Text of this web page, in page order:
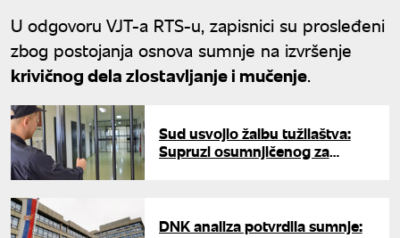
U odgovoru VJT-a RTS-u, zapisnici su prosleđeni
zbog postojanja osnova sumnje na izvršenje
krivičnog dela zlostavljanje i mučenje.
Sud usvojio žalbu tužilaštva:
Supruzi osumnjičenog za
DNK analiza potvrdila sumnje: